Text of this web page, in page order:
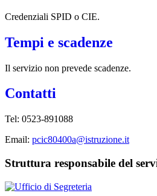
Credenziali SPID o CIE.
Tempi e scadenze
Il servizio non prevede scadenze.
Contatti
Tel: 0523-891088
Email: pcic80400a@istruzione.it
Struttura responsabile del